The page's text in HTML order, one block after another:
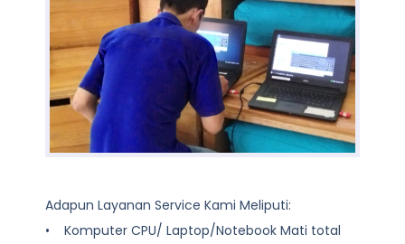
Adapun Layanan Service Kami Meliputi:
• Komputer CPU/ Laptop/Notebook Mati total